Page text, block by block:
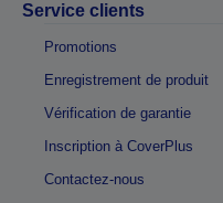
Service clients
Promotions
Enregistrement de produit
Vérification de garantie
Inscription à CoverPlus
Contactez-nous